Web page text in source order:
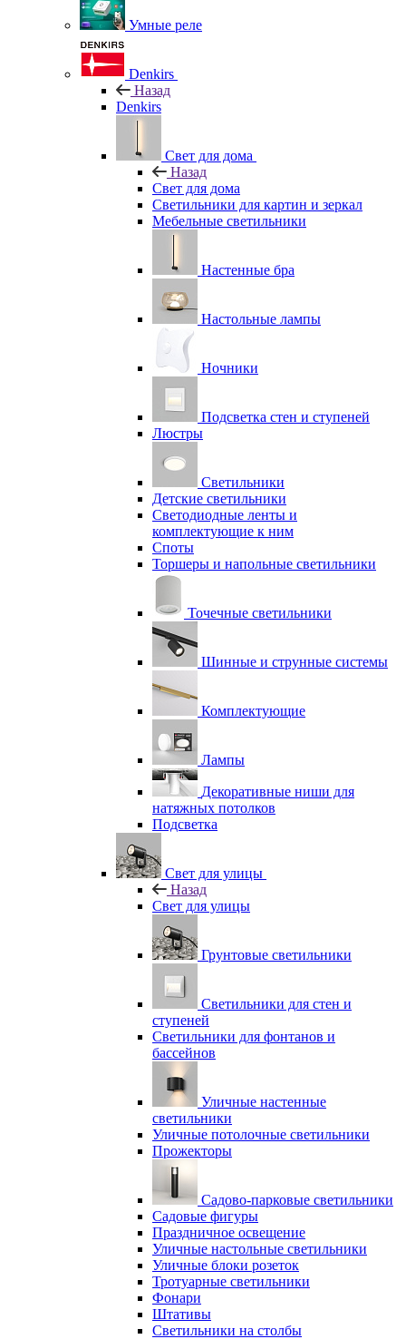
Умные реле
Denkirs
Назад
Denkirs
Свет для дома
Назад
Свет для дома
Светильники для картин и зеркал
Мебельные светильники
Настенные бра
Настольные лампы
Ночники
Подсветка стен и ступеней
Люстры
Светильники
Детские светильники
Светодиодные ленты и
комплектующие к ним
Споты
Торшеры и напольные светильники
Точечные светильники
Шинные и струнные системы
Комплектующие
Лампы
Декоративные ниши для
натяжных потолков
Подсветка
Свет для улицы
Назад
Свет для улицы
Грунтовые светильники
Светильники для стен и
ступеней
Светильники для фонтанов и
бассейнов
Уличные настенные
светильники
Уличные потолочные светильники
Прожекторы
Садово-парковые светильники
Садовые фигуры
Праздничное освещение
Уличные настольные светильники
Уличные блоки розеток
Тротуарные светильники
Фонари
Штативы
Светильники на столбы